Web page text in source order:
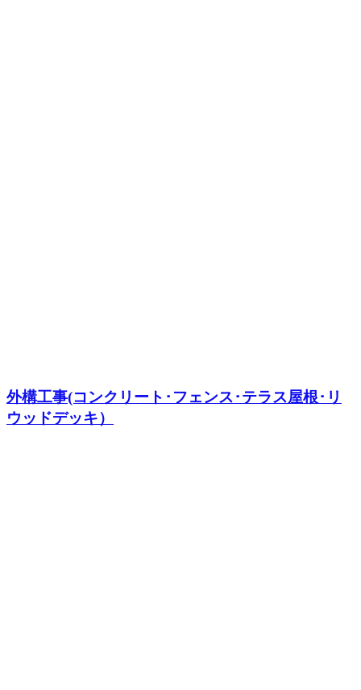
外構工事(コンクリート･フェンス･テラス屋根･リ
ウッドデッキ）